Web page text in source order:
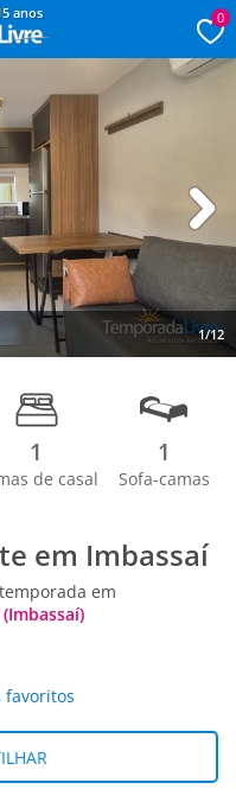
anos 0
1/12
Next
1
de casal
1
Sofa-camas
em Imbassaí
em
favoritos